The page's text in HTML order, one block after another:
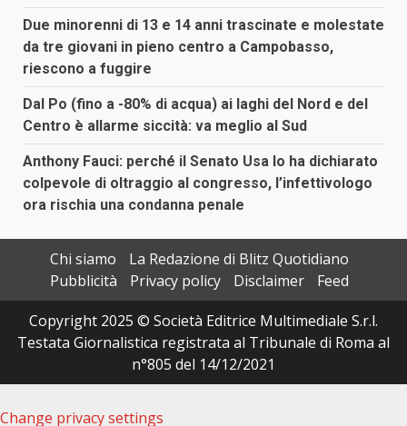
Due minorenni di 13 e 14 anni trascinate e molestate
da tre giovani in pieno centro a Campobasso,
riescono a fuggire
Dal Po (fino a -80% di acqua) ai laghi del Nord e del
Centro è allarme siccità: va meglio al Sud
Anthony Fauci: perché il Senato Usa lo ha dichiarato
colpevole di oltraggio al congresso, l’infettivologo
ora rischia una condanna penale
Chi siamo
La Redazione di Blitz Quotidiano
Pubblicità
Privacy policy Disclaimer
Feed
Copyright 2025 © Società Editrice Multimediale S.r.l.
Testata Giornalistica registrata al Tribunale di Roma al
n°805 del 14/12/2021
Change privacy settings